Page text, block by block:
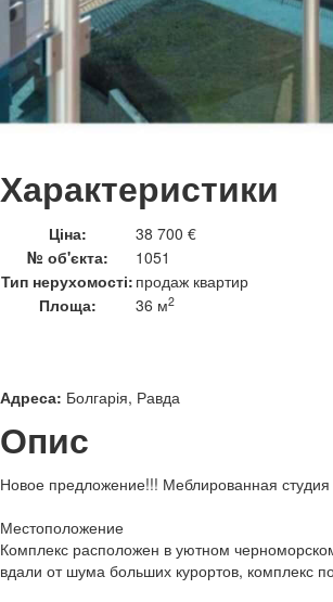
Характеристики
Ціна:
38 700 €
№ об'єкта:
1051
Тип нерухомості: продаж квартир
Площа:
36 м2
Адреса: Болгарія, Равда
Опис
Новое предложение!!! Меблированная
Местоположение
Комплекс расположен в уютном
вдали от шума больших курортов, комплекс